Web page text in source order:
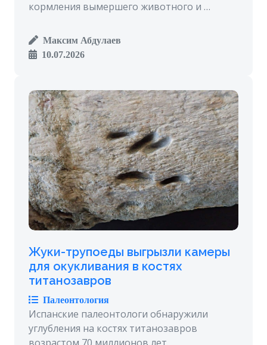
кормления вымершего животного и …
Максим Абдулаев
10.07.2026
Жуки-трупоеды выгрызли камеры
для окукливания в костях
титанозавров
Палеонтология
Испанские палеонтологи обнаружили
углубления на костях титанозавров